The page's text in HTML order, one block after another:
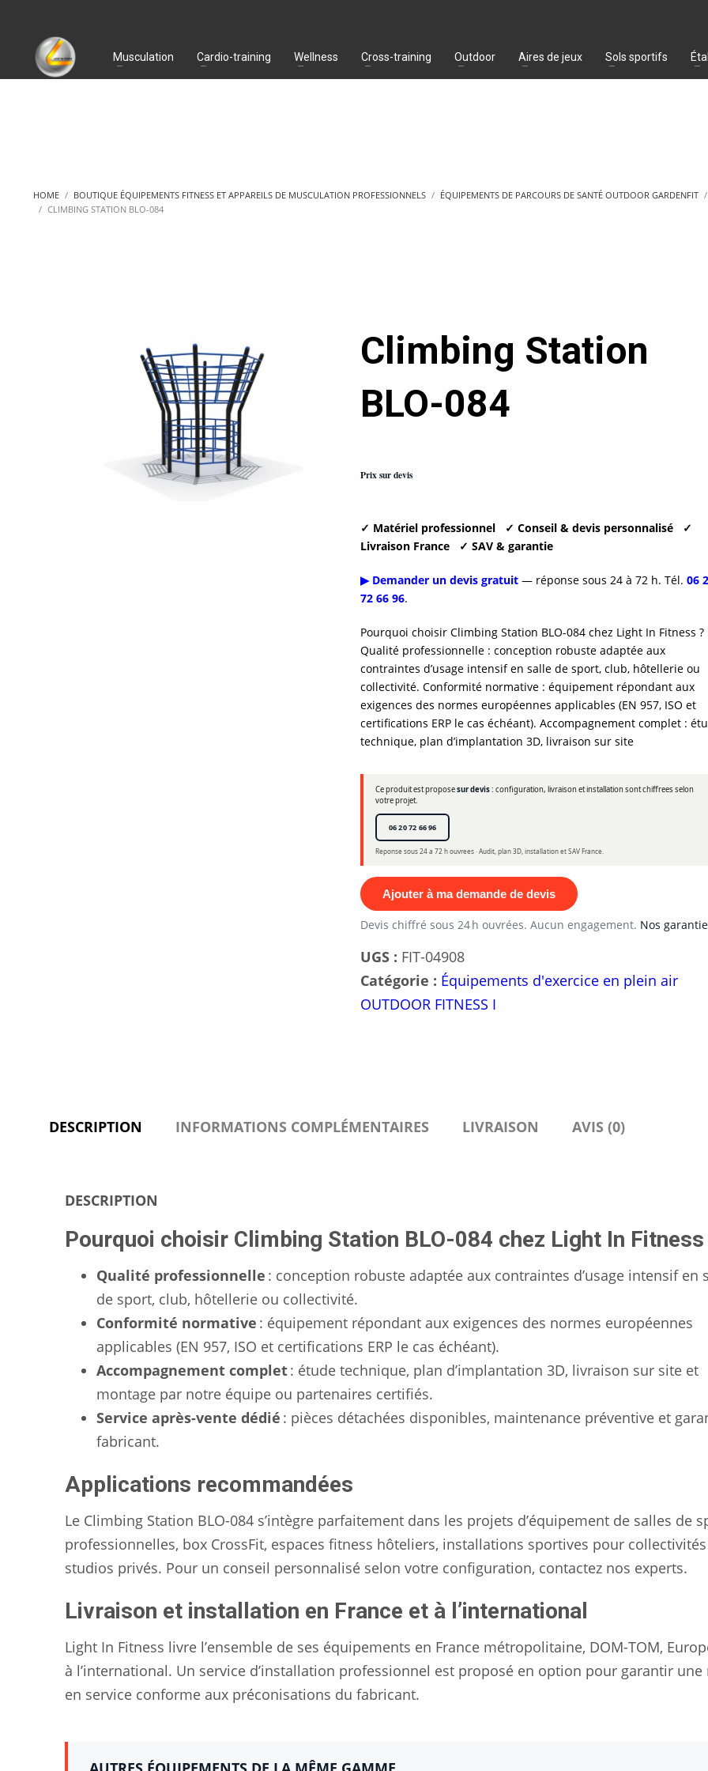
Musculation Cardio-training Wellness Cross-training Outdoor Aires de jeux Sols sportifs
HOME BOUTIQUE ÉQUIPEMENTS FITNESS ET APPAREILS DE MUSCULATION PROFESSIONNELS
ÉQUIPEMENTS DE PARCOURS DE SANTÉ OUTDOOR GARDENFIT
CLIMBING STATION BLO-084
Climbing Station
BLO-084
Prix sur devis
✓ Matériel professionnel ✓ Conseil & devis personnalisé
✓
Livraison France
✓ SAV & garantie
▶ Demander un devis gratuit— réponse sous 24 à 72 h. Tél. 06
72 66 96.
Pourquoi choisir Climbing Station BLO-084 chez Light In Fitness ?
Qualité professionnelle : conception robuste adaptée aux
contraintes d’usage intensif en salle de sport, club, hôtellerie ou
collectivité. Conformité normative : équipement répondant aux
exigences des normes européennes applicables (EN 957, ISO et
certifications ERP le cas échéant). Accompagnement complet :
technique, plan d’implantation 3D, livraison sur site
Ce produit est proposesur devis: configuration, livraison et installation sont chiffrees selon
votre projet.
06 20 72 66 96
Reponse sous 24 a 72 h ouvrees · Audit, plan 3D, installation et SAV France.
Ajouter à ma demande de devis
Devis chiffré sous 24 h ouvrées. Aucun engagement. Nos
UGS : FIT-04908
Catégorie : Équipements d'exercice en plein air
OUTDOOR FITNESS I
DESCRIPTION INFORMATIONS COMPLÉMENTAIRES LIVRAISON AVIS (0)
DESCRIPTION
Pourquoi choisir Climbing Station BLO-084 chez Light In Fitness
Qualité professionnelle : conception robuste adaptée aux contraintes d’usage intensif en
de sport, club, hôtellerie ou collectivité.
Conformité normative : équipement répondant aux exigences des normes européennes
applicables (EN 957, ISO et certifications ERP le cas échéant).
Accompagnement complet: étude technique, plan d’implantation 3D, livraison sur site et
montage par notre équipe ou partenaires certifiés.
Service après-vente dédié : pièces détachées disponibles, maintenance préventive et
fabricant.
Applications recommandées
Le Climbing Station BLO-084 s’intègre parfaitement dans les projets d’équipement de salles de
professionnelles, box CrossFit, espaces fitness hôteliers, installations sportives pour
studios privés. Pour un conseil personnalisé selon votre configuration, contactez nos experts.
Livraison et installation en France et à l’international
Light In Fitness livre l’ensemble de ses équipements en France métropolitaine, DOM-TOM,
à l’international. Un service d’installation professionnel est proposé en option pour garantir une
en service conforme aux préconisations du fabricant.